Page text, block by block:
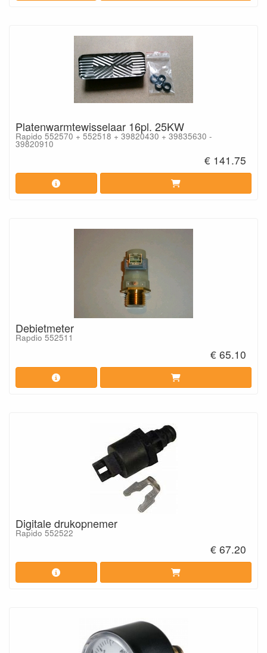
Platenwarmtewisselaar 16pl. 25KW
Rapido 552570 + 552518 + 39820430 + 39835630 -
39820910
€ 141.75
Debietmeter
Rapdio 552511
€ 65.10
Digitale drukopnemer
Rapido 552522
€ 67.20